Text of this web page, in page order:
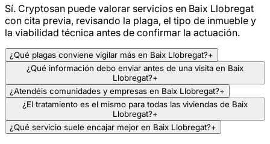
Sí. Cryptosan puede valorar servicios en Baix Llobregat
con cita previa, revisando la plaga, el tipo de inmueble y
la viabilidad técnica antes de confirmar la actuación.
¿Qué plagas conviene vigilar más en Baix Llobregat?+
¿Qué información debo enviar antes de una visita en Baix
Llobregat?+
¿Atendéis comunidades y empresas en Baix Llobregat?+
¿El tratamiento es el mismo para todas las viviendas de Baix
Llobregat?+
¿Qué servicio suele encajar mejor en Baix Llobregat?+